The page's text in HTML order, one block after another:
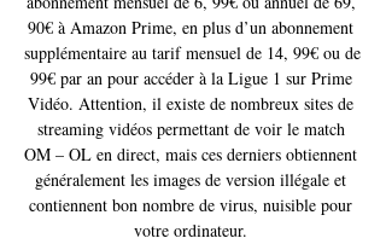
90€ à Amazon Prime, en plus d’un abonnement
supplémentaire au tarif mensuel de 14, 99€ ou de
99€ par an pour accéder à la Ligue 1 sur Prime
Vidéo. Attention, il existe de nombreux sites de
streaming vidéos permettant de voir le match
OM – OL en direct, mais ces derniers obtiennent
généralement les images de version illégale et
contiennent bon nombre de virus, nuisible pour
votre ordinateur.